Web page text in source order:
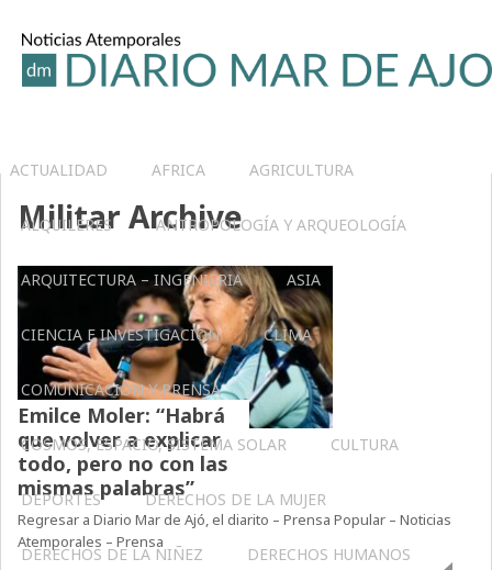
ACTUALIDAD AFRICA AGRICULTURA
ALQUILERES ANTROPOLOGÍA Y ARQUEOLOGÍA
ARQUITECTURA – INGENIERIA ASIA
CIENCIA E INVESTIGACIÓN CLIMA
COMUNICACIÓN Y PRENSA
COSMOS, ESPACIO, SISTEMA SOLAR CULTURA
DEPORTES DERECHOS DE LA MUJER
DERECHOS DE LA NIÑEZ DERECHOS HUMANOS
Militar Archive
Emilce Moler: “Habrá
que volver a explicar
todo, pero no con las
mismas palabras”
Regresar a Diario Mar de Ajó, el diarito – Prensa Popular – Noticias
Atemporales – Prensa